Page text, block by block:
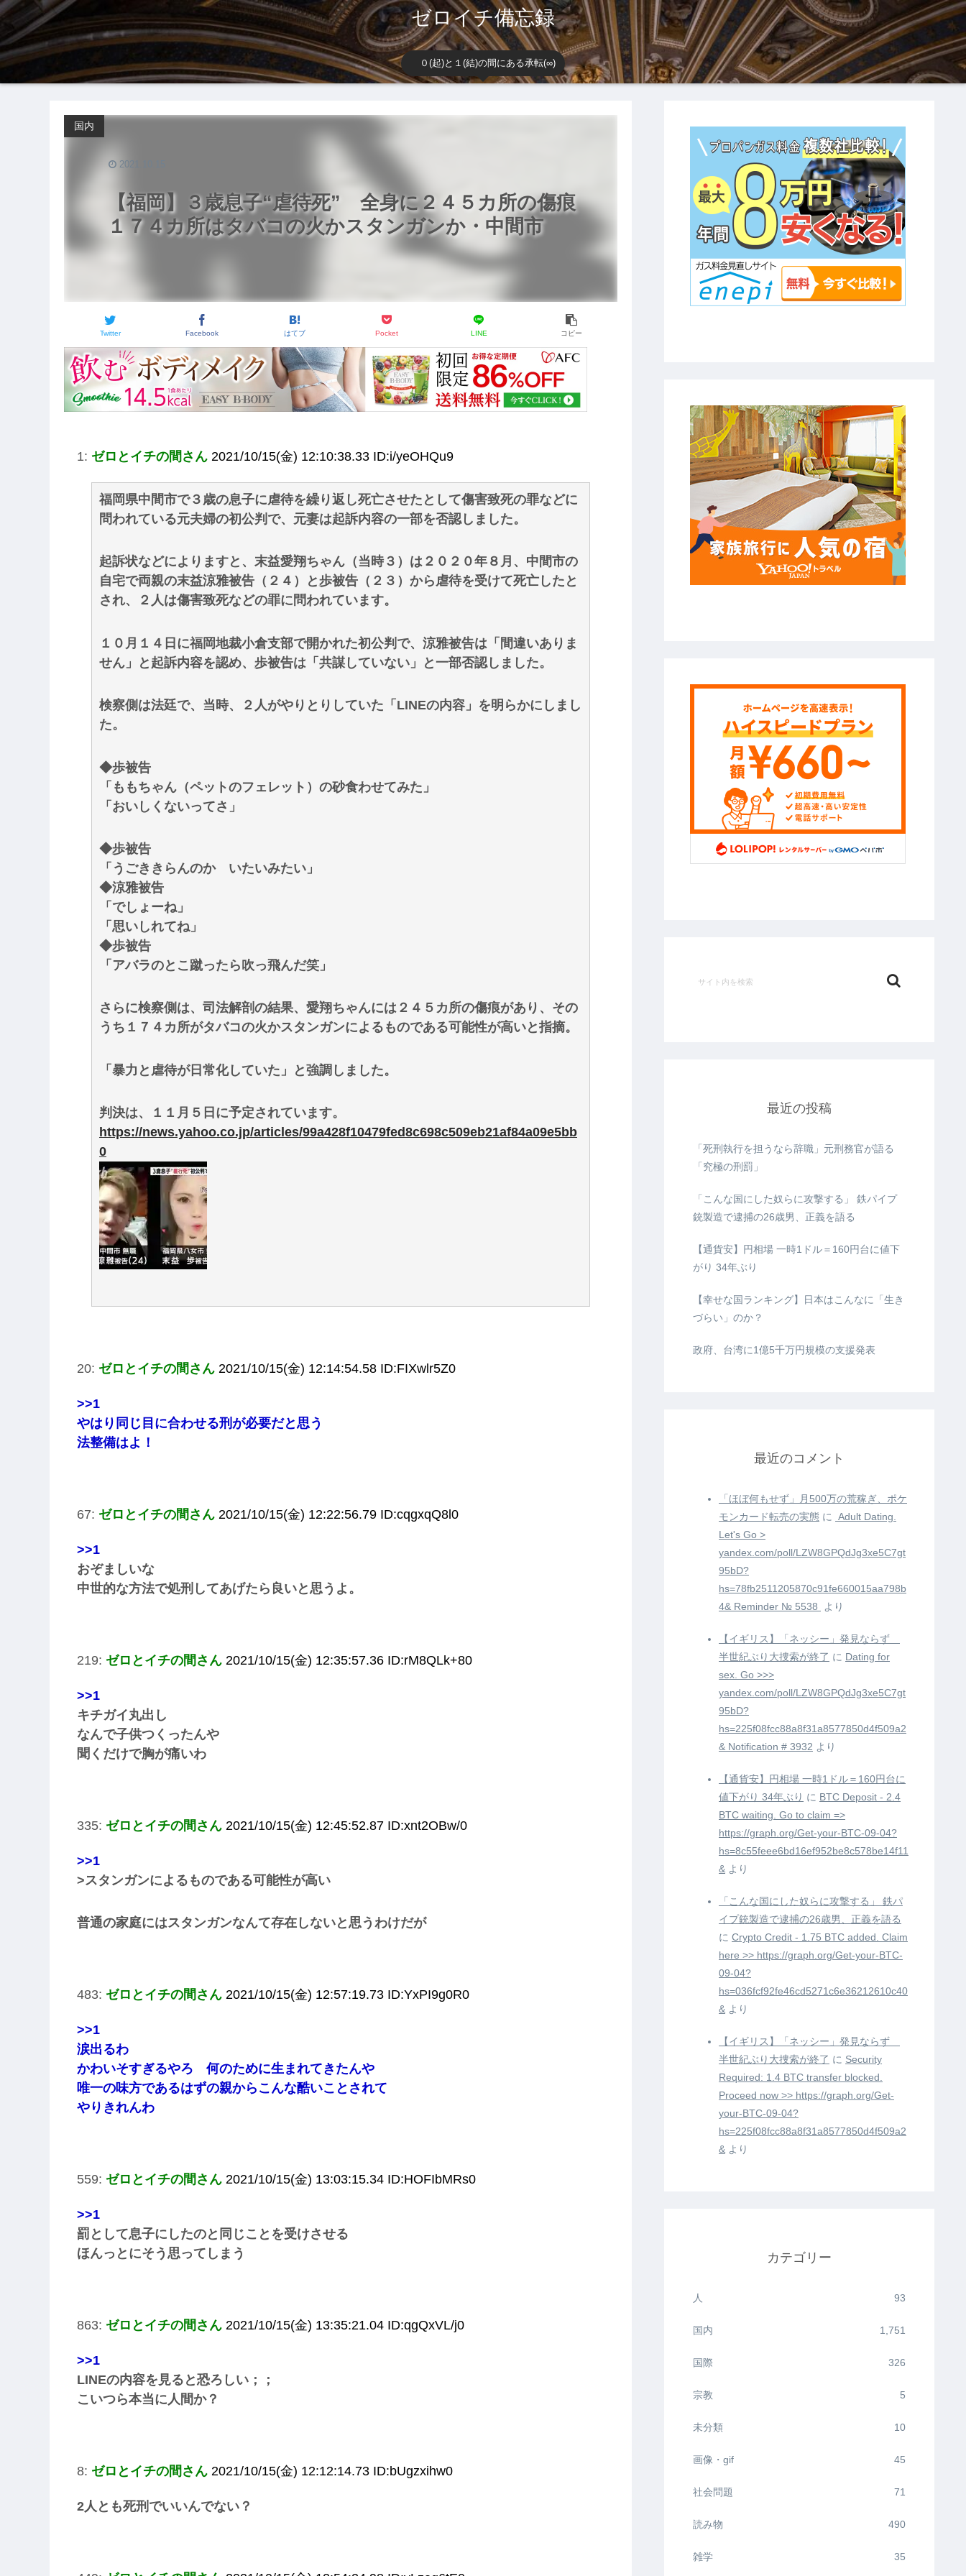
ゼロイチ備忘録
０(起)と１(結)の間にある承転(∞)
【福岡】３歳息子“虐待死” 全身に２４５カ所の傷痕
１７４カ所はタバコの火かスタンガンか・中間市
国内
Twitter Facebook はてブ Pocket LINE コピー
2021.10.15
1: ゼロとイチの間さん 2021/10/15(金) 12:10:38.33 ID:i/yeOHQu9
福岡県中間市で３歳の息子に虐待を繰り返し死亡させたとして傷害致死の罪などに
問われている元夫婦の初公判で、元妻は起訴内容の一部を否認しました。
起訴状などによりますと、末益愛翔ちゃん（当時３）は２０２０年８月、中間市の
自宅で両親の末益涼雅被告（２４）と歩被告（２３）から虐待を受けて死亡したと
され、２人は傷害致死などの罪に問われています。
１０月１４日に福岡地裁小倉支部で開かれた初公判で、涼雅被告は「間違いありま
せん」と起訴内容を認め、歩被告は「共謀していない」と一部否認しました。
検察側は法廷で、当時、２人がやりとりしていた「LINEの内容」を明らかにしまし
た。
◆歩被告
「ももちゃん（ペットのフェレット）の砂食わせてみた」
「おいしくないってさ」
◆歩被告
「うごききらんのか いたいみたい」
◆涼雅被告
「でしょーね」
「思いしれてね」
◆歩被告
「アバラのとこ蹴ったら吹っ飛んだ笑」
さらに検察側は、司法解剖の結果、愛翔ちゃんには２４５カ所の傷痕があり、その
うち１７４カ所がタバコの火かスタンガンによるものである可能性が高いと指摘。
「暴力と虐待が日常化していた」と強調しました。
判決は、１１月５日に予定されています。
https://news.yahoo.co.jp/articles/99a428f10479fed8c698c509eb21af84a09e5bb
0
20: ゼロとイチの間さん 2021/10/15(金) 12:14:54.58 ID:FIXwlr5Z0
>>1
やはり同じ目に合わせる刑が必要だと思う
法整備はよ！
67: ゼロとイチの間さん 2021/10/15(金) 12:22:56.79 ID:cqgxqQ8l0
>>1
おぞましいな
中世的な方法で処刑してあげたら良いと思うよ。
219: ゼロとイチの間さん 2021/10/15(金) 12:35:57.36 ID:rM8QLk+80
>>1
キチガイ丸出し
なんで子供つくったんや
聞くだけで胸が痛いわ
335: ゼロとイチの間さん 2021/10/15(金) 12:45:52.87 ID:xnt2OBw/0
>>1
>スタンガンによるものである可能性が高い
普通の家庭にはスタンガンなんて存在しないと思うわけだが
483: ゼロとイチの間さん 2021/10/15(金) 12:57:19.73 ID:YxPI9g0R0
>>1
涙出るわ
かわいそすぎるやろ 何のために生まれてきたんや
唯一の味方であるはずの親からこんな酷いことされて
やりきれんわ
559: ゼロとイチの間さん 2021/10/15(金) 13:03:15.34 ID:HOFIbMRs0
>>1
罰として息子にしたのと同じことを受けさせる
ほんっとにそう思ってしまう
863: ゼロとイチの間さん 2021/10/15(金) 13:35:21.04 ID:qgQxVL/j0
>>1
LINEの内容を見ると恐ろしい；；
こいつら本当に人間か？
8: ゼロとイチの間さん 2021/10/15(金) 12:12:14.73 ID:bUgzxihw0
2人とも死刑でいいんでない？
最近の投稿
「死刑執行を担うなら辞職」元刑務官が語る
「究極の刑罰」
「こんな国にした奴らに攻撃する」 鉄パイプ
銃製造で逮捕の26歳男、正義を語る
【通貨安】円相場 一時1ドル＝160円台に値下
がり 34年ぶり
【幸せな国ランキング】日本はこんなに「生き
づらい」のか？
政府、台湾に1億5千万円規模の支援発表
最近のコメント
「ほぼ何もせず」月500万の荒稼ぎ、ポケ
モンカード転売の実態 に
️ Adult Dating.
Let's Go >
yandex.com/poll/LZW8GPQdJg3xe5C7gt
95bD?
hs=78fb2511205870c91fe660015aa798b
4& Reminder № 5538 ️
より
【イギリス】「ネッシー」発見ならず
半世紀ぶり大捜索が終了 に Dating for
sex. Go >>>
yandex.com/poll/LZW8GPQdJg3xe5C7gt
95bD?
hs=225f08fcc88a8f31a8577850d4f509a2
& Notification # 3932 より
【通貨安】円相場 一時1ドル＝160円台に
値下がり 34年ぶり に BTC Deposit - 2.4
BTC waiting. Go to claim =>
https://graph.org/Get-your-BTC-09-04?
hs=8c55feee6bd16ef952be8c578be14f11
& より
「こんな国にした奴らに攻撃する」 鉄パ
イプ銃製造で逮捕の26歳男、正義を語る
に Crypto Credit - 1.75 BTC added. Claim
here >> https://graph.org/Get-your-BTC-
09-04?
hs=036fcf92fe46cd5271c6e36212610c40
& より
【イギリス】「ネッシー」発見ならず
半世紀ぶり大捜索が終了 に Security
Required: 1.4 BTC transfer blocked.
Proceed now >> https://graph.org/Get-
your-BTC-09-04?
hs=225f08fcc88a8f31a8577850d4f509a2
& より
カテゴリー
人 93
国内 1,751
国際 326
宗教 5
未分類 10
画像・gif 45
社会問題 71
読み物 490
雑学 35